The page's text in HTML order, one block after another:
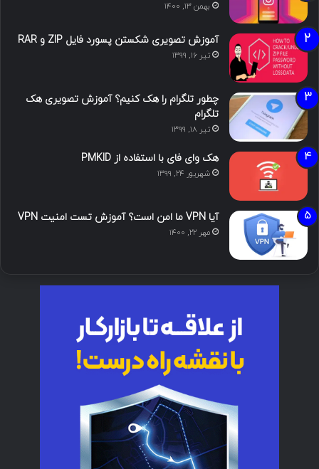
بهمن ۱۳, ۱۴۰۰
آموزش تصویری شکستن پسورد فایل ZIP و RAR
تیر ۱۶, ۱۳۹۹
چطور تلگرام را هک کنیم؟ آموزش تصویری هک
تلگرام
تیر ۱۸, ۱۳۹۹
هک وای فای با استفاده از PMKID
شهریور ۲۴, ۱۳۹۹
آیا VPN ما امن است؟ آموزش تست امنیت VPN
مهر ۲۲, ۱۴۰۰